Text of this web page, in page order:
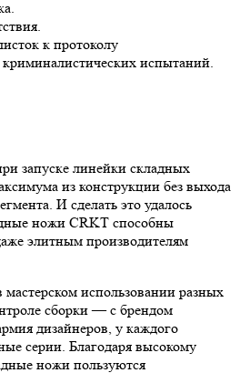
к протоколу
испытаний.
запуске линейки складных
из конструкции без выхода
И сделать это удалось
ножи CRKT способны
элитным производителям
мастерском использовании разных
сборки — с брендом
дизайнеров, у каждого
серии. Благодаря высокому
ножи пользуются